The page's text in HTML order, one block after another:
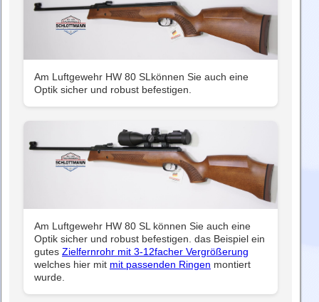
Am Luftgewehr HW 80 SLkönnen Sie auch eine
Optik sicher und robust befestigen.
Am Luftgewehr HW 80 SL können Sie auch eine
Optik sicher und robust befestigen. das Beispiel ein
gutes Zielfernrohr mit 3-12facher Vergrößerung
welches hier mit mit passenden Ringen montiert
wurde.